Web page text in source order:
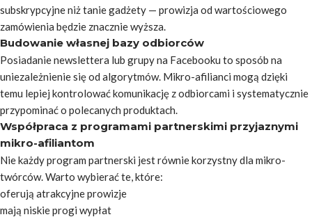
subskrypcyjne niż tanie gadżety — prowizja od wartościowego
zamówienia będzie znacznie wyższa.
Budowanie własnej bazy odbiorców
Posiadanie newslettera lub grupy na Facebooku to sposób na
uniezależnienie się od algorytmów. Mikro-afilianci mogą dzięki
temu lepiej kontrolować komunikację z odbiorcami i systematycznie
przypominać o polecanych produktach.
Współpraca z programami partnerskimi przyjaznymi
mikro-afiliantom
Nie każdy program partnerski jest równie korzystny dla mikro-
twórców. Warto wybierać te, które:
oferują atrakcyjne prowizje
mają niskie progi wypłat